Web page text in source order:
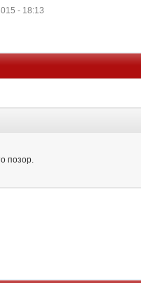
- 18:13
позор.